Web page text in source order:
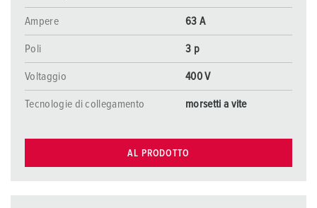
Ampere 63 A
Poli 3 p
Voltaggio 400 V
Tecnologie di collegamento morsetti a vite
AL PRODOTTO